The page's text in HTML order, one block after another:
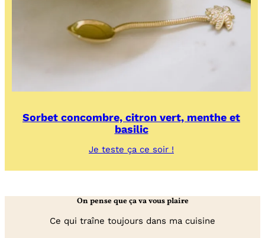
Sorbet concombre, citron vert, menthe et
basilic
Je teste ça ce soir !
concombre,
menthe
basilic
On pense que ça va vous plaire
Ce qui traîne toujours dans ma cuisine